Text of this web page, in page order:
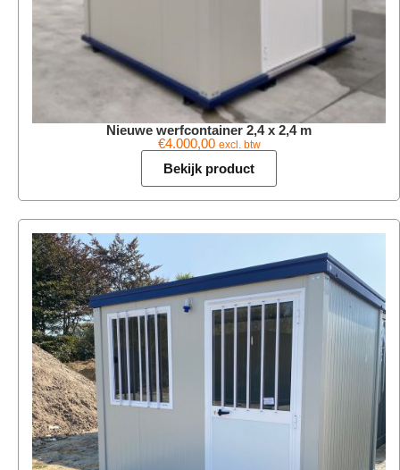
Nieuwe werfcontainer 2,4 x 2,4 m
€4.000,00 excl. btw
Bekijk product